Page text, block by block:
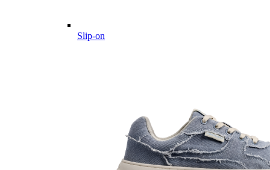
Slip-on